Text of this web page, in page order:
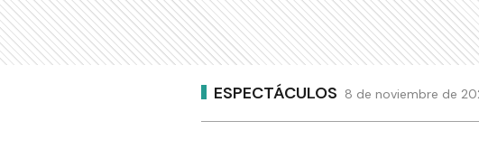
ESPECTÁCULOS 8 de noviembre de